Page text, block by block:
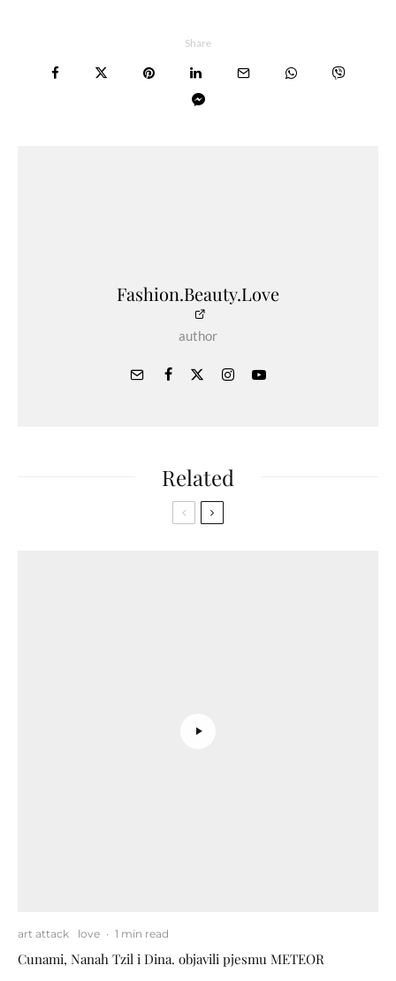
Share
Fashion.Beauty.Love
author
Related
art attack love · 1 min read
Cunami, Nanah Tzil i Dina. objavili pjesmu METEOR